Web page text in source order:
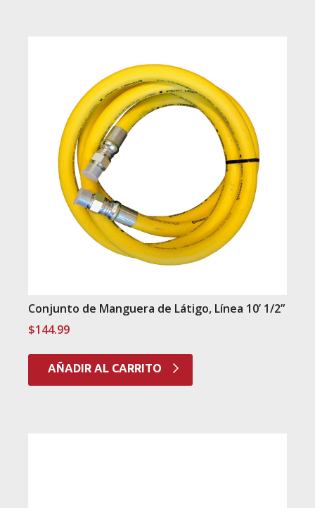
Conjunto de Manguera de Látigo, Línea 10’ 1/2”
$144.99
AÑADIR AL CARRITO